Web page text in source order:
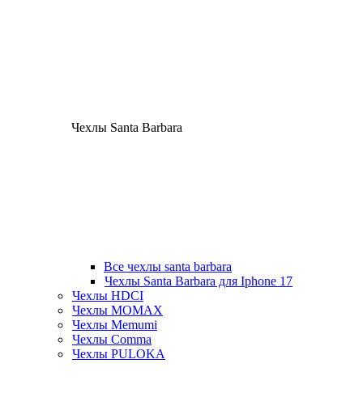
Чехлы Santa Barbara
Все чехлы santa barbara
Чехлы Santa Barbara для Iphone 17
Чехлы HDCI
Чехлы MOMAX
Чехлы Memumi
Чехлы Comma
Чехлы PULOKA